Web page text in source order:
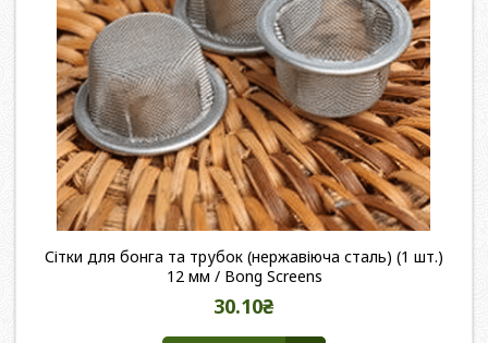
Сітки для бонга та трубок (нержавіюча сталь) (1 шт.)
12 мм / Bong Screens
30.10₴